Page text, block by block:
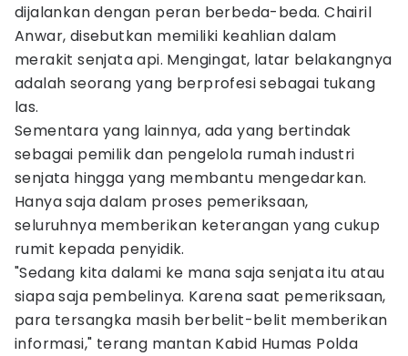
dijalankan dengan peran berbeda-beda. Chairil
Anwar, disebutkan memiliki keahlian dalam
merakit senjata api. Mengingat, latar belakangnya
adalah seorang yang berprofesi sebagai tukang
las.
Sementara yang lainnya, ada yang bertindak
sebagai pemilik dan pengelola rumah industri
senjata hingga yang membantu mengedarkan.
Hanya saja dalam proses pemeriksaan,
seluruhnya memberikan keterangan yang cukup
rumit kepada penyidik.
"Sedang kita dalami ke mana saja senjata itu atau
siapa saja pembelinya. Karena saat pemeriksaan,
para tersangka masih berbelit-belit memberikan
informasi," terang mantan Kabid Humas Polda